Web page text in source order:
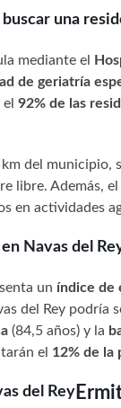
una
mediante el
de geriatría
92% de las
km del municipio,
libre. Además, el
en actividades
Navas del
un índice de
del Rey podría
(84,5 años) y la
el 12% de la
del Rey